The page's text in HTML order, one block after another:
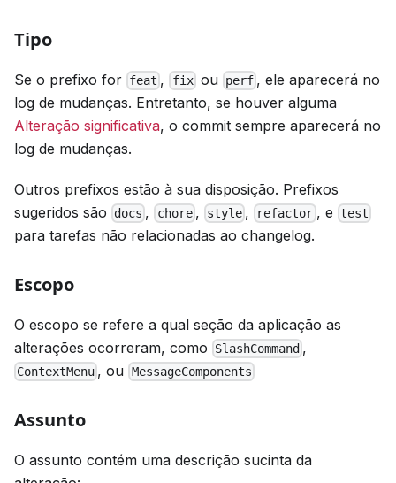
Tipo
Se o prefixo for feat , fixou perf , ele aparecerá no
log de mudanças. Entretanto, se houver alguma
Alteração significativa, o commit sempre aparecerá no
log de mudanças.
Outros prefixos estão à sua disposição. Prefixos
sugeridos são
docs , chore, style , refactor , e test
para tarefas não relacionadas ao changelog.
Escopo
O escopo se refere a qual seção da aplicação as
alterações ocorreram, como
SlashCommand ,
ContextMenu , ou MessageComponents
Assunto
O assunto contém uma descrição sucinta da